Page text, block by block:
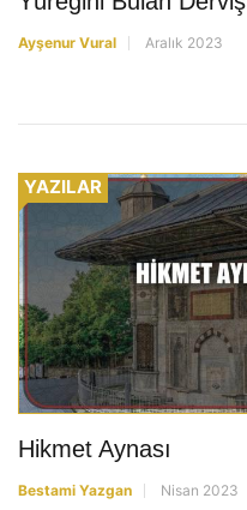
Ayşenur Vural Aralık 2023
YAZILAR
Hikmet Aynası
Bestami Yazgan Nisan 2023